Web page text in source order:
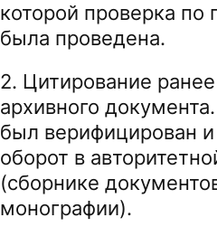
которой проверка по
была проведена.
2. Цитирование
архивного
был верифицирован
оборот в
(сборнике
монографии).